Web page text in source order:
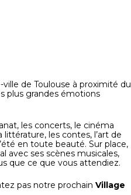
de Toulouse à proximité du
plus grandes émotions
les concerts, le cinéma
les contes, l’art de
en toute beauté. Sur place,
avec ses scènes musicales,
que ce que vous attendiez.
pas notre prochain Village